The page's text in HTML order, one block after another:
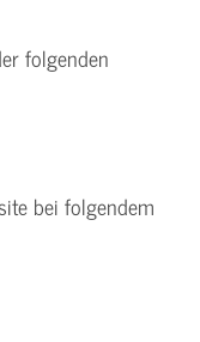
folgenden
bei folgendem